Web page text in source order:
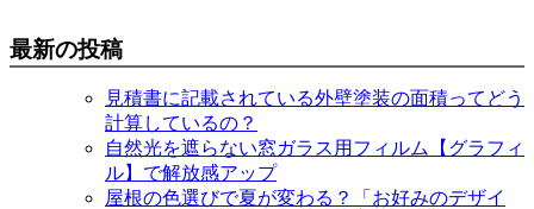
最新の投稿
見積書に記載されている外壁塗装の面積ってどう
計算しているの？
自然光を遮らない窓ガラス用フィルム【グラフィ
ル】で解放感アップ
屋根の色選びで夏が変わる？「お好みのデザイ